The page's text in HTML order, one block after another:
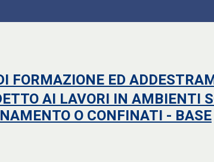
Sistemi di Gestione
Energia
FORMAZIONE ED
AI LAVORI IN AMBIENTI
O CONFINATI - BASE